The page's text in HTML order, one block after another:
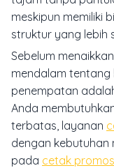
meskipun memiliki
struktur yang lebih
Sebelum
mendalam
penempatan
Anda
terbatas, layanan
dengan kebutuhan
pada cetak